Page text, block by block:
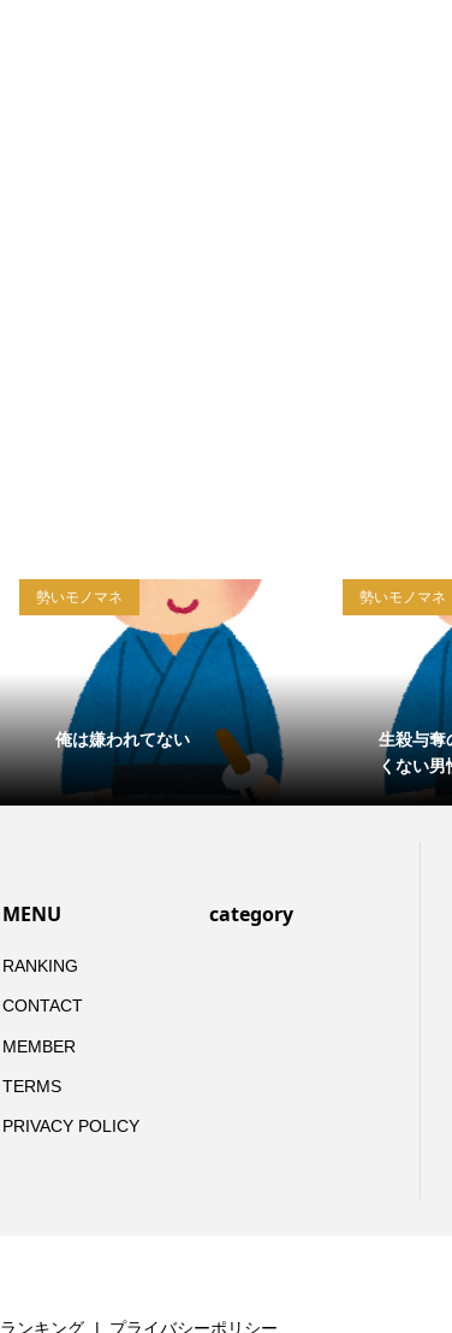
勢いモノマネ
俺は嫌われてない
勢いモノマネ
生殺与奪
くない男
MENU
RANKING
CONTACT
MEMBER
TERMS
PRIVACY POLICY
category
ランキング プライバシーポリシー